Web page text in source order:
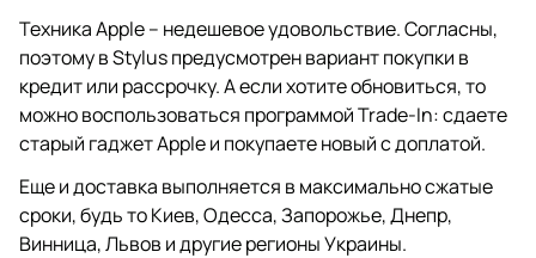
Техника Apple – недешевое удовольствие. Согласны,
поэтому в Stylus предусмотрен вариант покупки в
кредит или рассрочку. А если хотите обновиться, то
можно воспользоваться программой Trade-In: сдаете
старый гаджет Apple и покупаете новый с доплатой.
Еще и доставка выполняется в максимально сжатые
сроки, будь то Киев, Одесса, Запорожье, Днепр,
Винница, Львов и другие регионы Украины.